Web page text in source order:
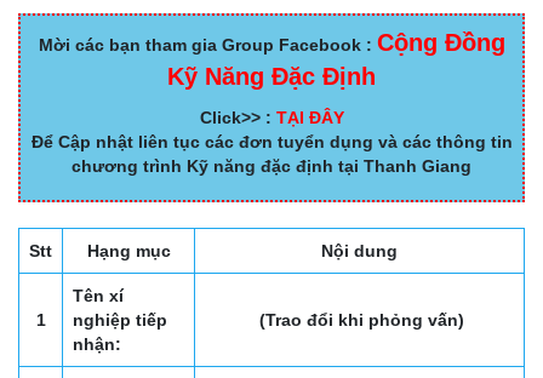
Mời các bạn tham gia Group Facebook : Cộng Đồng
Kỹ Năng Đặc Định
Click>> : TẠI ĐÂY
Để Cập nhật liên tục các đơn tuyển dụng và các thông tin
chương trình Kỹ năng đặc định tại Thanh Giang
Stt Hạng mục Nội dung
1
Tên xí
nghiệp tiếp
nhận:
(Trao đổi khi phỏng vấn)